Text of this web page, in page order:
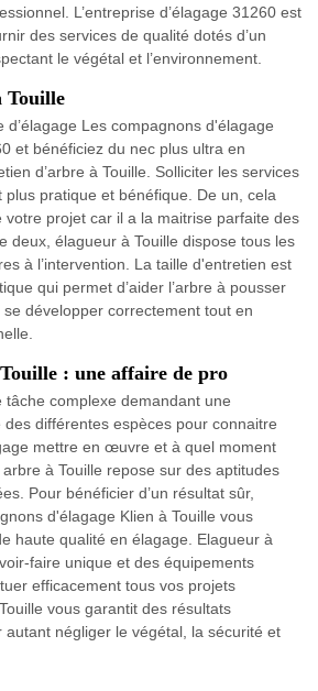
L’entreprise d’élagage 31260 est
des services de qualité dotés d’un
le végétal et l’environnement.
Touille
d’élagage Les compagnons d'élagage
et bénéficiez du nec plus ultra en
d’arbre à Touille. Solliciter les services
plus pratique et bénéfique. De un, cela
projet car il a la maitrise parfaite des
deux, élagueur à Touille dispose tous les
à l’intervention. La taille d'entretien est
qui permet d’aider l’arbre à pousser
développer correctement tout en
: une affaire de pro
tâche complexe demandant une
différentes espèces pour connaitre
mettre en œuvre et à quel moment
à Touille repose sur des aptitudes
Pour bénéficier d’un résultat sûr,
d'élagage Klien à Touille vous
haute qualité en élagage. Elagueur à
faire unique et des équipements
efficacement tous vos projets
vous garantit des résultats
autant négliger le végétal, la sécurité et